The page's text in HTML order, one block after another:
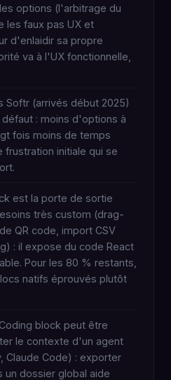
options (l'arbitrage du
les faux pas UX et
d'enlaidir sa propre
va à l'UX fonctionnelle,
Softr (arrivés début 2025)
: moins d'options à
fois moins de temps
frustration initiale qui se
est la porte de sortie
très custom (drag-
QR code, import CSV
: il expose du code React
Pour les 80 % restants,
natifs éprouvés plutôt
block peut être
le contexte d'un agent
Claude Code) : exporter
un dossier global aide